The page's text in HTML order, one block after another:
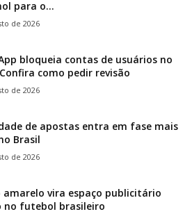
para o...
de 2026
bloqueia contas de usuários no
como pedir revisão
de 2026
de apostas entra em fase mais
Brasil
de 2026
amarelo vira espaço publicitário
no futebol brasileiro